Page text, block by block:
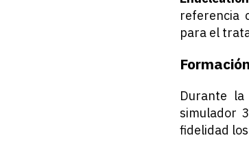
referencia
para el
Durante
simulador
fidelidad